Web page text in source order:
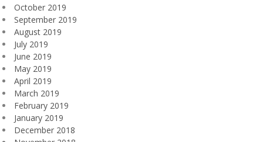
October 2019
September 2019
August 2019
July 2019
June 2019
May 2019
April 2019
March 2019
February 2019
January 2019
December 2018